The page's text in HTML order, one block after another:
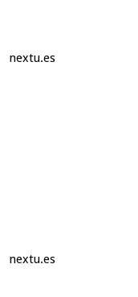
nextu.es
nextu.es